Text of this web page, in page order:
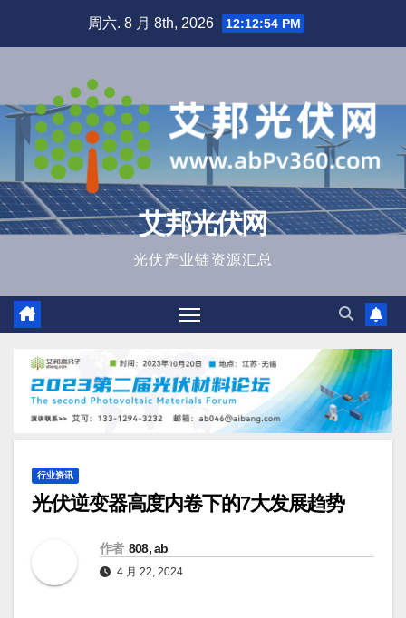
周六. 8 月 8th, 2026 12:12:55 PM
艾邦光伏网
光伏产业链资源汇总
行业资讯
光伏逆变器高度内卷下的7大发展趋势
作者 808, ab
4 月 22, 2024